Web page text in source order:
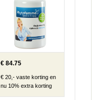
€ 84.75
€ 20,- vaste korting en
nu 10% extra korting